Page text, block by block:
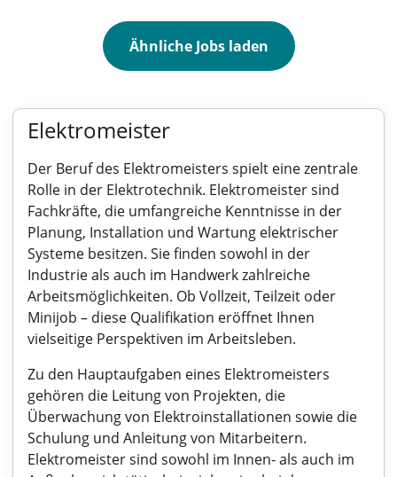
Ähnliche Jobs laden
Elektromeister
Der Beruf des Elektromeisters spielt eine zentrale
Rolle in der Elektrotechnik. Elektromeister sind
Fachkräfte, die umfangreiche Kenntnisse in der
Planung, Installation und Wartung elektrischer
Systeme besitzen. Sie finden sowohl in der
Industrie als auch im Handwerk zahlreiche
Arbeitsmöglichkeiten. Ob Vollzeit, Teilzeit oder
Minijob – diese Qualifikation eröffnet Ihnen
vielseitige Perspektiven im Arbeitsleben.
Zu den Hauptaufgaben eines Elektromeisters
gehören die Leitung von Projekten, die
Überwachung von Elektroinstallationen sowie die
Schulung und Anleitung von Mitarbeitern.
Elektromeister sind sowohl im Innen- als auch im